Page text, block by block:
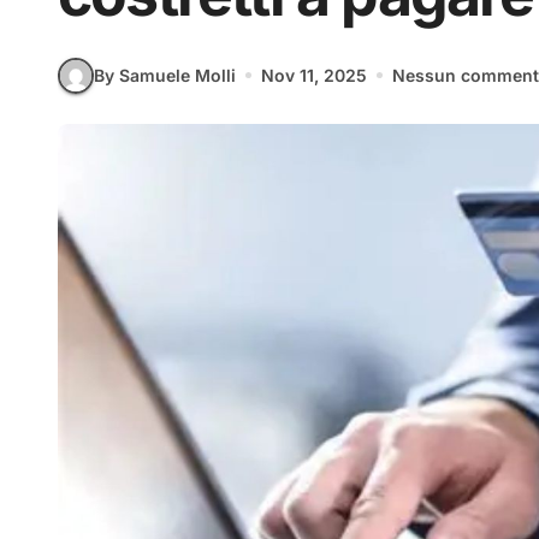
By Samuele Molli Nov 11, 2025 Nessun